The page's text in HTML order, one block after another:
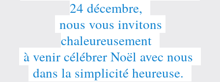
24 décembre,
nous vous invitons
chaleureusement
à venir célébrer Noël avec nous
dans la simplicité heureuse.